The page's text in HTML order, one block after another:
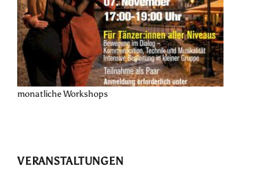
monatliche Workshops
VERANSTALTUNGEN